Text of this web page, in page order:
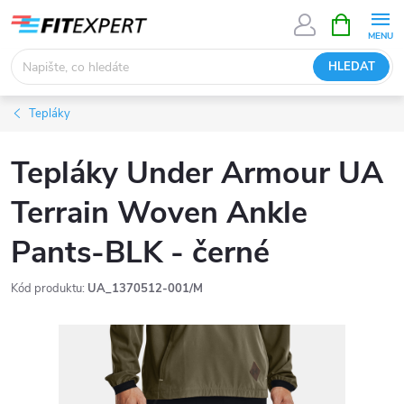
obsah
HLEDAT
NÁKUPNÍ
KOŠÍK
Tepláky
Tepláky Under Armour UA
Terrain Woven Ankle
Pants-BLK - černé
Kód produktu: UA_1370512-001/M